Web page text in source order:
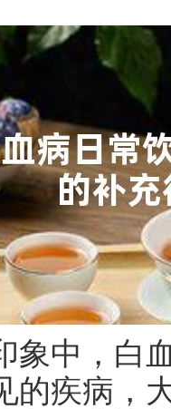
象中，白
的疾病，